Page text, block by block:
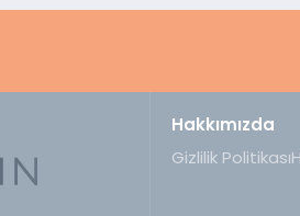
Hakkımızda
Gizlilik Politikası